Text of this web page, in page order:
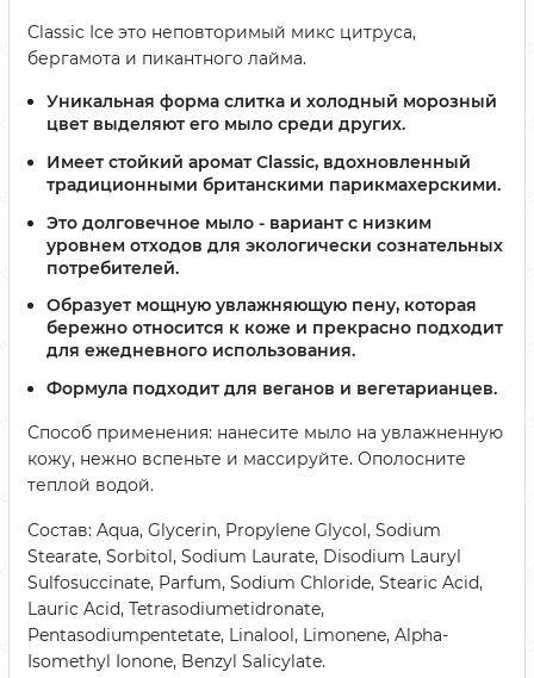
Classic Ice это неповторимый микс цитруса,
бергамота и пикантного лайма.
Уникальная форма слитка и холодный морозный
цвет выделяют его мыло среди других.
Имеет стойкий аромат Classic, вдохновленный
традиционными британскими парикмахерскими.
Это долговечное мыло - вариант с низким
уровнем отходов для экологически сознательных
потребителей.
Образует мощную увлажняющую пену, которая
бережно относится к коже и прекрасно подходит
для ежедневного использования.
Формула подходит для веганов и вегетарианцев.
Способ применения: нанесите мыло на увлажненную
кожу, нежно вспеньте и массируйте. Ополосните
теплой водой.
Состав: Aqua, Glycerin, Propylene Glycol, Sodium
Stearate, Sorbitol, Sodium Laurate, Disodium Lauryl
Sulfosuccinate, Parfum, Sodium Chloride, Stearic Acid,
Lauric Acid, Tetrasodiumetidronate,
Pentasodiumpentetate, Linalool, Limonene, Alpha-
Isomethyl Ionone, Benzyl Salicylate.